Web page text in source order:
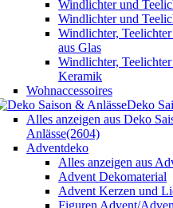
Windlichter und
Windlichter und
Windlichter,
aus Glas
Windlichter,
Keramik
Wohnaccessoires
Deko
Alles anzeigen aus Deko
Anlässe(2604)
Adventdeko
Alles anzeigen aus
Advent Dekomaterial
Advent Kerzen und
Figuren Advent/